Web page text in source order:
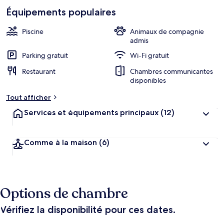
Équipements populaires
Piscine
Animaux de compagnie
admis
Parking gratuit
Wi-Fi gratuit
Restaurant
Chambres communicantes
disponibles
Tout afficher
Services et équipements principaux (12)
Comme à la maison (6)
Options de chambre
Vérifiez la disponibilité pour ces dates.